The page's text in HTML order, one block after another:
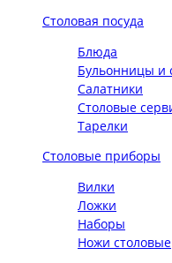
Столовая посуда
Блюда
Бульонницы и
Салатники
Столовые
Тарелки
Столовые приборы
Вилки
Ложки
Наборы
Ножи столовые